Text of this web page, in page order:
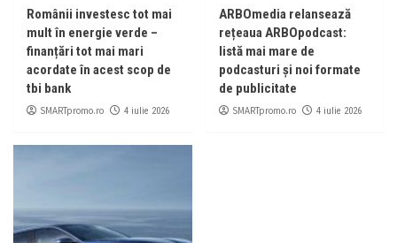
Românii investesc tot mai
mult în energie verde –
finanțări tot mai mari
acordate în acest scop de
tbi bank
SMARTpromo.ro 4 iulie 2026
ARBOmedia relansează
rețeaua ARBOpodcast:
listă mai mare de
podcasturi și noi formate
de publicitate
SMARTpromo.ro 4 iulie 2026